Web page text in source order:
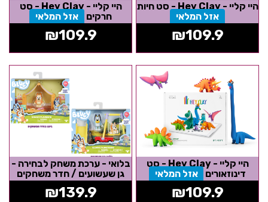
היי קליי - Hey Clay - סט חיות
אזל המלאי
₪109.9
היי קליי - Hey Clay - סט
חרקים
אזל המלאי
₪109.9
היי קליי - Hey Clay - סט
דינוזאורים
אזל המלאי
₪109.9
בלואי - ערכת משחק לבחירה -
גן שעשועים / חדר משחקים
₪139.9